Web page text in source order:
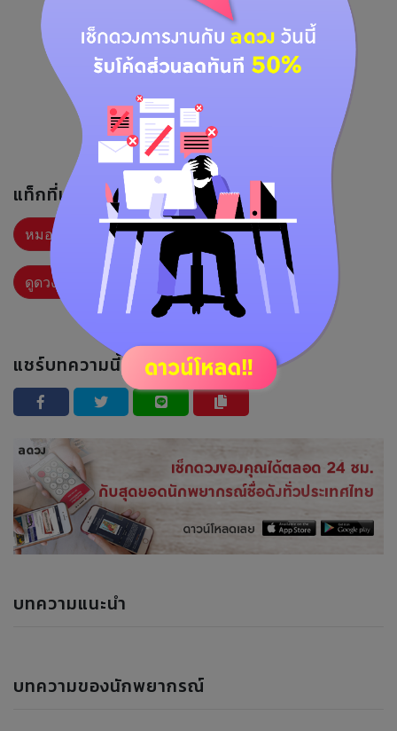
แท็กที่เกี่ยวข้อง :
หมอนุ้ยโหราศาสตร์ไทย ความรู้ดูดวง
ดูดวงลัคนา ดูดวง12ราศี องค์เกณฑ์
แชร์บทความนี้ :
บทความแนะนำ
บทความของนักพยากรณ์